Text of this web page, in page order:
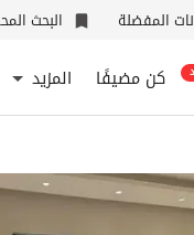
المفضلة البحث
كن مضيفًا المزيد